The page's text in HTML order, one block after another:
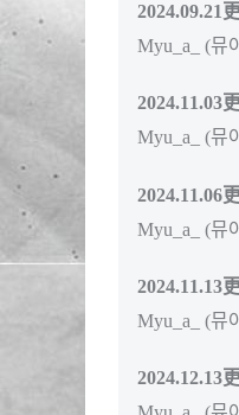
2024.09.21
Myu_a_ (뮤
2024.11.03
Myu_a_ (뮤
2024.11.06
Myu_a_ (뮤
2024.11.13
Myu_a_ (뮤
2024.12.13